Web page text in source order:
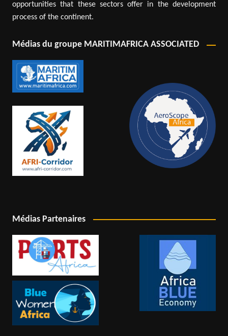
opportunities that these sectors offer in the development
process of the continent.
Médias du groupe MARITIMAFRICA ASSOCIATED
Médias Partenaires